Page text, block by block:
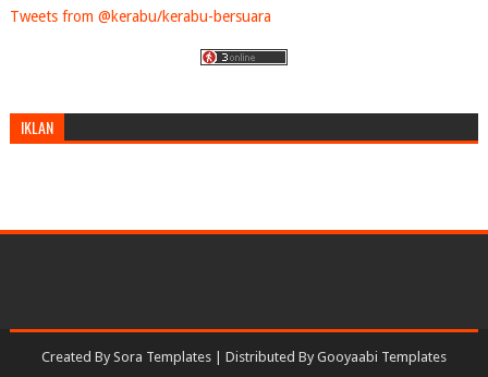
Bukan Islam Kelantan Sempoi Hudud
HOMEMADE: BUAT TELUR MASIN GUNA TELUR AYAM
Ubat² yang membunuh anak anda
DR ROZAIMI, BERSABARLAH
Hentikan berita fitnah
LAPORAN SERTAI PKR UNTUK GANGGU PERSIAPAN PAS
PILI...
Tweets from @kerabu/kerabu-bersuara
IKLAN
Created By Sora Templates| Distributed By Gooyaabi Templates